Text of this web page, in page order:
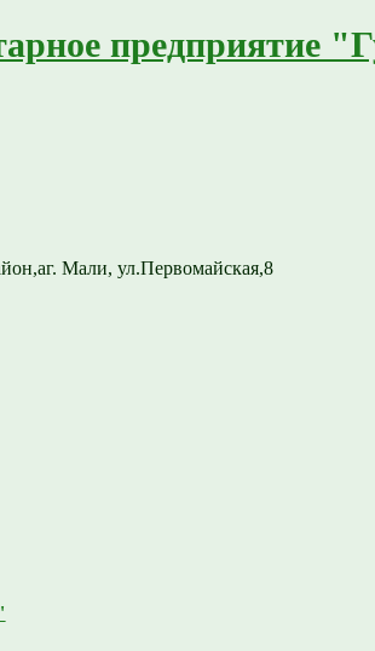
предприятие
Мали, ул.Первомайская,8